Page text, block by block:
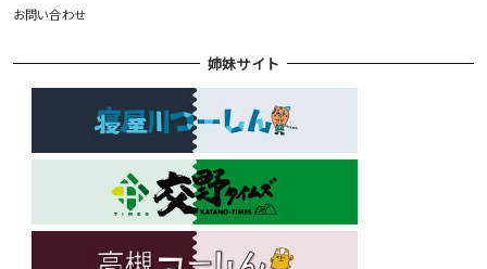
お問い合わせ
姉妹サイト